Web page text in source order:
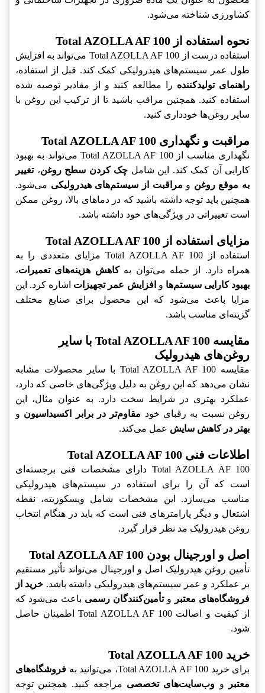
کشاورزی شناخته می‌شود.
نحوه استفاده از Total AZOLLA AF 100
استفاده درست از Total AZOLLA AF 100 می‌تواند به افزایش
طول عمر سیستم‌های هیدرولیکی کمک کند. قبل از استفاده،
راهنمای تولیدکننده را مطالعه کنید و از مقادیر توصیه شده
استفاده کنید. همچنین مراقب باشید تا از ترکیب این روغن با
سایر روغن‌ها خودداری کنید.
مراقبت و نگهداری Total AZOLLA AF 100
نگهداری مناسب از Total AZOLLA AF 100 می‌تواند به بهبود
کارایی آن کمک کند. این شامل چک کردن سطح روغن،تغییر
به موقع روغن و مراقبت از سیستم‌های هیدرولیکی می‌شود.
همچنین باید توجه داشته باشید که در دماهای بالا، روغن ممکن
است تغییراتی در ویژگی‌های خود داشته باشد.
مزایای استفاده از Total AZOLLA AF 100
استفاده از Total AZOLLA AF 100 مزایای متعددی را به
همراه دارد. از جمله می‌توان بهکاهش هزینه‌های تعمیرات،
بهبود کارایی سیستم‌ها و افزایش عمر تجهیزات اشاره کرد. این
مزایا باعث می‌شود که این محصول برای صنایع مختلف
گزینه‌ای مناسب باشد.
مقایسه Total AZOLLA AF 100 با سایر
روغن‌های هیدرولیک
مقایسه Total AZOLLA AF 100 با سایر محصولات مشابه
نشان می‌دهد که این روغن به دلیل ویژگی‌های خاصی که دارد،
عملکرد بهتری در شرایط سخت دارد. به عنوان مثال، این
روغن نسبت به رقبای خود مقاوم‌تر در برابر اکسیداسیون و
بهتر در کاهش سایش عمل می‌کند.
اطلاعات فنی Total AZOLLA AF 100
Total AZOLLA AF 100 دارای مشخصات فنی برجسته‌ای
است که آن را برای استفاده در سیستم‌های هیدرولیکی
مناسب می‌سازد. این مشخصات شامل ویسکوزیته، نقطه
اشتعال و دیگر پارامترهای فنی است که باید در هنگام انتخاب
روغن هیدرولیک مد نظر قرار گیرد.
اصل و اورجینال بودن Total AZOLLA AF 100
تأمین روغن هیدرولیک اصل و اورجینال می‌تواند تأثیر مستقیم
بر عملکرد و عمر سیستم‌های هیدرولیکی داشته باشد. خرید از
فروشگاه‌های معتبر
وتأمین‌کنندگان رسمی باعث می‌شود که
از کیفیت و اصالت Total AZOLLA AF 100 اطمینان حاصل
شود.
خرید Total AZOLLA AF 100
برای خرید Total AZOLLA AF 100، می‌توانید به
فروشگاه‌های
معتبر
و وب‌سایت‌های تخصصی مراجعه کنید. همچنین توجه